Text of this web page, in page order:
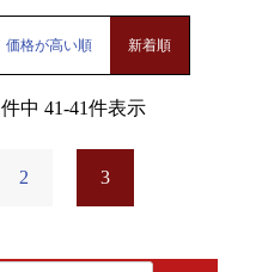
価格が高い順 新着順
件中 41-41件表示
2 3